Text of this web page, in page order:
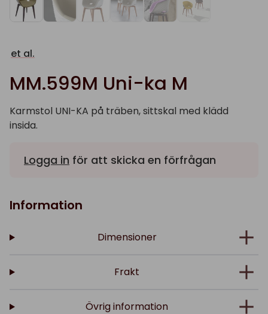
et al.
MM.599M Uni-ka M
Karmstol UNI-KA på träben, sittskal med klädd
insida.
Logga in för att skicka en förfrågan
Information
Dimensioner
Frakt
Övrig information